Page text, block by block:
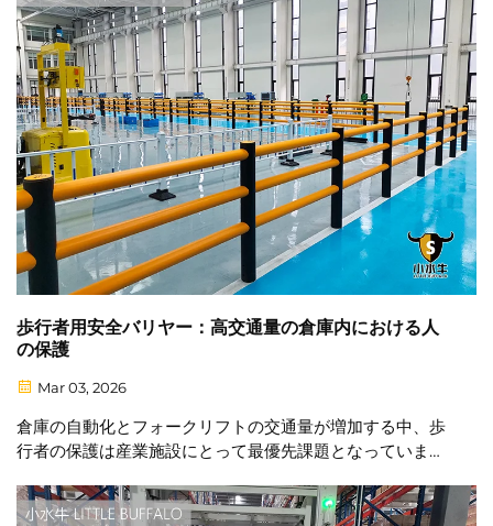
歩行者用安全バリヤー：高交通量の倉庫内における人
の保護
Mar 03, 2026
倉庫の自動化とフォークリフトの交通量が増加する中、歩
行者の保護は産業施設にとって最優先課題となっていま
こす可能性があります：医療費 生産遅延 保険請求…